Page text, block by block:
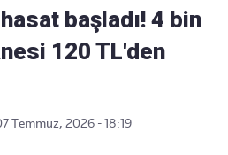
başladı! 4 bin
120 TL'den
Temmuz, 2026 - 18:19